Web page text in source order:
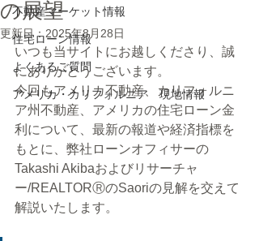
不動産マーケット情報
住宅ローン情報
よくあるご質問
アメリカ・カリフォルニア 現地情報
の展望
更新日：2025年8月28日
いつも当サイトにお越しくださり、誠
にありがとうございます。
今回もアメリカ不動産、カリフォルニ
ア州不動産、アメリカの住宅ローン金
利について、最新の報道や経済指標を
もとに、弊社ローンオフィサーの
Takashi Akibaおよびリサーチャ
ー/REALTORⓇのSaoriの見解を交えて
解説いたします。